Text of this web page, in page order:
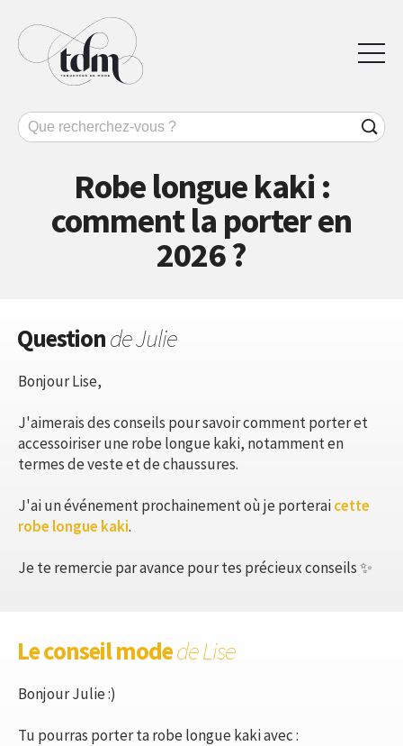
Robe longue kaki :
comment la porter en
2026 ?
Questionde Julie
Bonjour Lise,
J'aimerais des conseils pour savoir comment porter et
accessoiriser une robe longue kaki, notamment en
termes de veste et de chaussures.
J'ai un événement prochainement où je porteraicette
robe longue kaki.
Je te remercie par avance pour tes précieux conseils ✨
Le conseil modede Lise
Bonjour Julie :)
Tu pourras porter ta robe longue kaki avec :